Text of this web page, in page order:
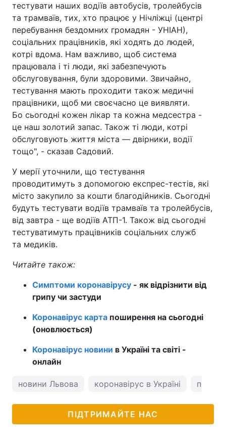
Тема оформлення
тестувати наших водіїв автобусів, тролейбусів
та трамваїв, тих, хто працює у Нічліжці (центрі
перебування бездомних громадян - УНІАН),
соціальних працівників, які ходять до людей,
котрі вдома. Нам важливо, щоб система
працювала і ті люди, які забезпечують
обслуговування, були здоровими. Звичайно,
тестування мають проходити також медичні
працівники, щоб ми своєчасно це виявляти.
Бо сьогодні кожен лікар та кожна медсестра -
це наш золотий запас. Також ті люди, котрі
обслуговують життя міста — двірники, водії
тощо", - сказав Садовий.
У мерії уточнили, що тестування
проводитимуть з допомогою експрес-тестів, які
місто закупило за кошти благодійників. Сьогодні
будуть тестувати водіїв трамваїв та тролейбусів,
від завтра - ще водіїв АТП-1. Також від сьогодні
тестуватимуть працівників соціальних служб
та медиків.
Читайте також:
Симптоми коронавірусу - як відрізнити від
грипу чи застуди
Коронавірус карта поширення на сьогодні
(оновлюється)
Коронавірус новини в Україні та світі -
онлайн
новини Львова коронавірус в Україні
ПІДТРИМАЙТЕ НАС